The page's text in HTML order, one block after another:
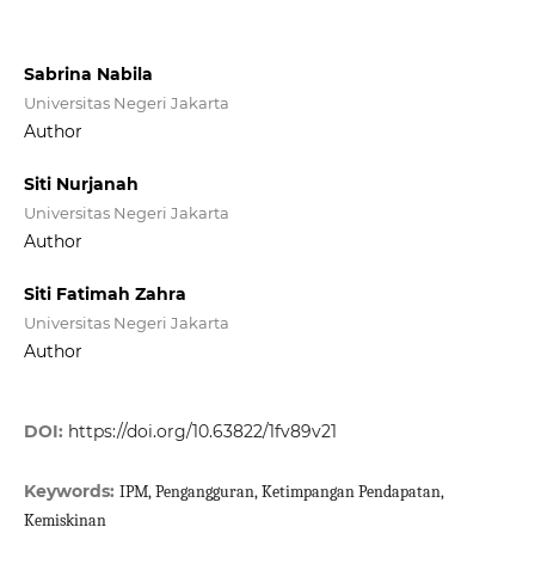
Sabrina Nabila
Universitas Negeri Jakarta
Author
Siti Nurjanah
Universitas Negeri Jakarta
Author
Siti Fatimah Zahra
Universitas Negeri Jakarta
Author
DOI: https://doi.org/10.63822/1fv89v21
Keywords: IPM, Pengangguran, Ketimpangan Pendapatan,
Kemiskinan